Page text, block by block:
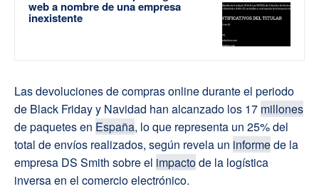
web a nombre de una empresa
inexistente
Las devoluciones de compras online durante el periodo
de Black Friday y Navidad han alcanzado los 17 millones
de paquetes en España, lo que representa un 25% del
total de envíos realizados, según revela un informede la
empresa DS Smith sobre el impactode la logística
inversa en el comercio electrónico.